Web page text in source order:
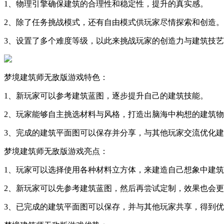
1、物理引擎确保建筑的合理性和稳定性，提升的真实感。
2、除了任务挑战模式，还有自由模式供玩家尽情探索和创造。
3、设置了多个难度等级，以此来挑战玩家的创造力与建筑技艺
梦境建筑师无敌版游戏特色：
1、新玩家可以参考建筑蓝图，逐步提升自己的建筑技能。
2、玩家能够自主挑选材料与风格，打造出脑海中构想的建筑物
3、完成的建筑平面图可以保存并分享，与其他玩家交流优化建
梦境建筑师无敌版游戏亮点：
1、玩家可以选择使用各种材料立方体，来建造自己想象中建筑
2、新玩家可以先参考建筑蓝图，然后再尝试定制，效果也会更
3、已完成的建筑平面图可以保存，并与其他玩家共享，得到优